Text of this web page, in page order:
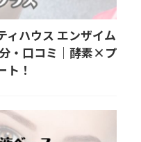
ィハウス エンザイム
・口コミ｜酵素×プ
ト！